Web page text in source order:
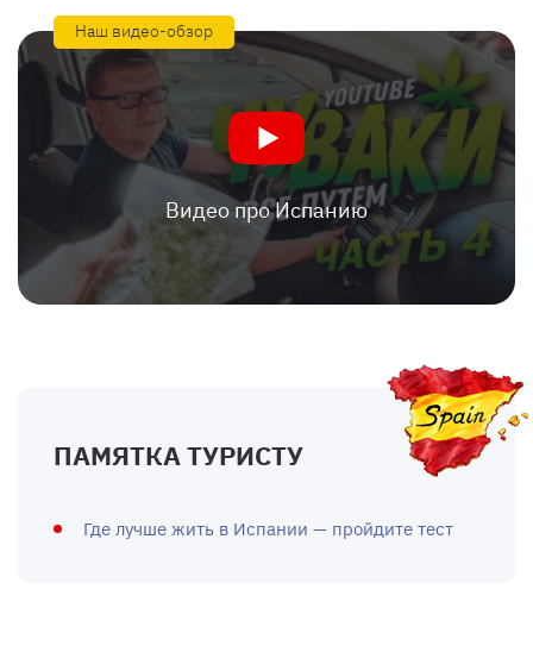
Наш видео-обзор
Видео про Испанию
ПАМЯТКА ТУРИСТУ
Где лучше жить в Испании — пройдите тест